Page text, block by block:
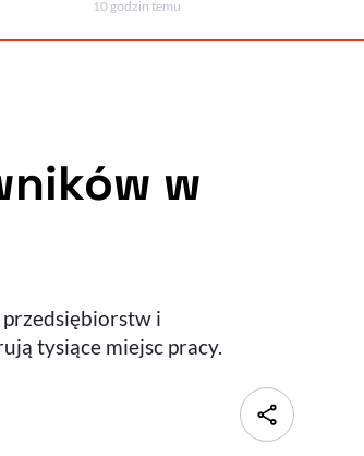
, otwiera się w nowym oknie
Zgłoś problem
w
i
tysiące miejsc pracy.